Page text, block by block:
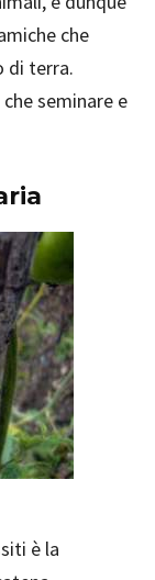
che
di terra.
seminare e
è la